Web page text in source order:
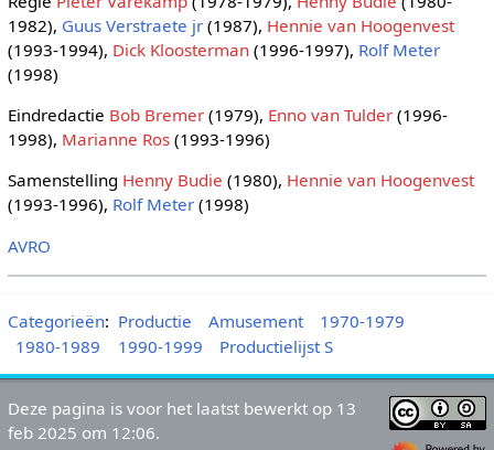
1982), Guus Verstraete jr(1987), Hennie van Hoogenvest
(1993-1994), Dick Kloosterman(1996-1997), Rolf Meter
(1998)
Eindredactie Bob Bremer(1979), Enno van Tulder(1996-
1998), Marianne Ros(1993-1996)
Samenstelling Henny Budie (1980), Hennie van Hoogenvest
(1993-1996), Rolf Meter(1998)
AVRO
Categorieën: Productie Amusement
1970-1979
1980-1989
1990-1999 Productielijst S
Deze pagina is voor het laatst bewerkt op 13
feb 2025 om 12:06.